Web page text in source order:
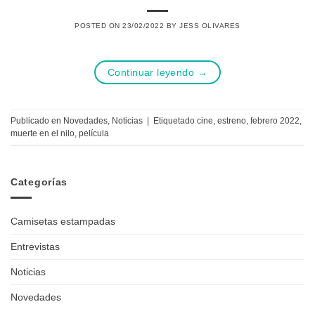
POSTED ON23/02/2022 BYJESS OLIVARES
Continuar leyendo →
Publicado en Novedades Noticias Etiquetado cine estreno febrero 2022
muerte en el nilo película
Categorías
Camisetas estampadas
Entrevistas
Noticias
Novedades